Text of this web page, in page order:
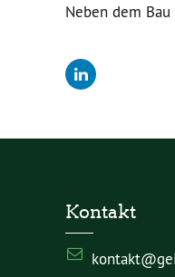
Neben dem
Kontakt